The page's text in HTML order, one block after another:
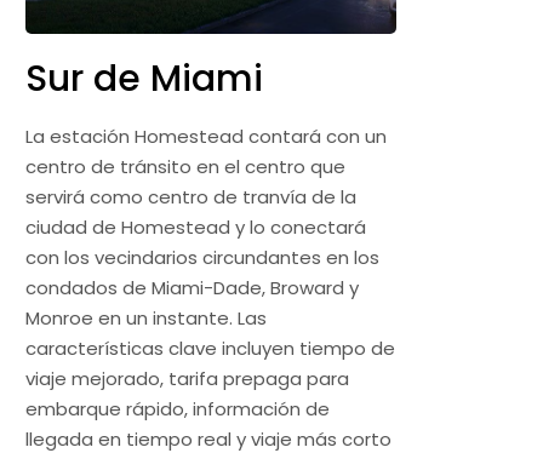
Sur de Miami
La estación Homestead contará con un
centro de tránsito en el centro que
servirá como centro de tranvía de la
ciudad de Homestead y lo conectará
con los vecindarios circundantes en los
condados de Miami-Dade, Broward y
Monroe en un instante. Las
características clave incluyen tiempo de
viaje mejorado, tarifa prepaga para
embarque rápido, información de
llegada en tiempo real y viaje más corto